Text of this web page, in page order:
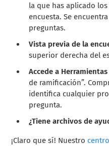
la que has aplicado
encuesta. Se
preguntas.
Vista previa de la
superior derecha del
Accede a Herramientas
de ramificación”.
identifica cualquier
pregunta.
¿Tiene archivos de
¡Claro que sí! Nuestro